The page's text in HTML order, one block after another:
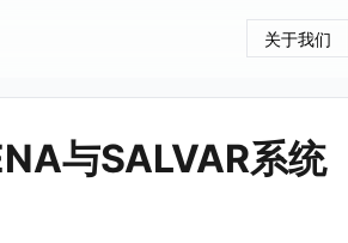
关于我们
与SALVAR系统